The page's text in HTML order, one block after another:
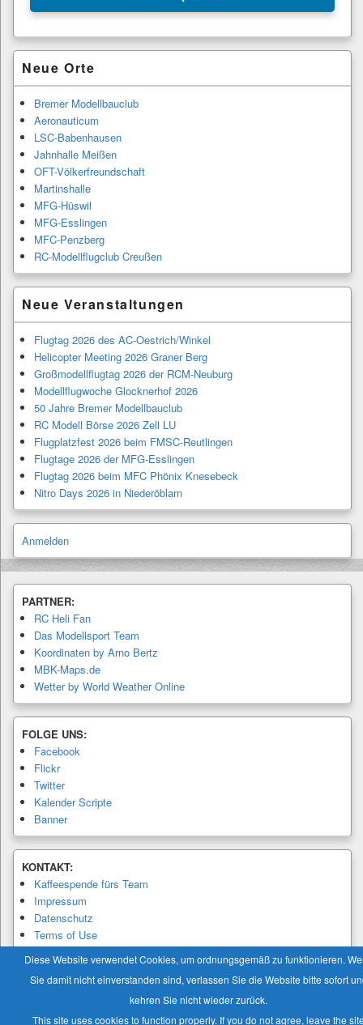
Primärer
Seitenleisten-
Widgetbereich
Neue Orte
Bremer Modellbauclub
Aeronauticum
LSC-Babenhausen
Jahnhalle Meißen
OFT-Völkerfreundschaft
Martinshalle
MFG-Hüswil
MFG-Esslingen
MFC-Penzberg
RC-Modellflugclub Creußen
Neue Veranstaltungen
Flugtag 2026 des AC-Oestrich/Winkel
Helicopter Meeting 2026 Graner Berg
Großmodellflugtag 2026 der RCM-Neuburg
Modellflugwoche Glocknerhof 2026
50 Jahre Bremer Modellbauclub
RC Modell Börse 2026 Zell LU
Flugplatzfest 2026 beim FMSC-Reutlingen
Flugtage 2026 der MFG-Esslingen
Flugtag 2026 beim MFC Phönix Knesebeck
Nitro Days 2026 in Niederöblarn
Anmelden
PARTNER:
RC Heli Fan
Das Modellsport Team
Koordinaten by Arno Bertz
MBK-Maps.de
Wetter by World Weather Online
FOLGE UNS:
Facebook
Flickr
Twitter
Kalender Scripte
Banner
KONTAKT:
Kaffeespende fürs Team
Impressum
Datenschutz
Terms of Use
Privacy Policy
Copyright © 2026Modellbaukalender.info. Alle Rechte vorbehalten.
Diese Website verwendet Cookies, um ordnungsgemäß zu funktionieren.
Sie damit nicht einverstanden sind, verlassen Sie die Website bitte sofort
kehren Sie nicht wieder zurück.
This site uses cookies to function properly. If you do not agree, leave the